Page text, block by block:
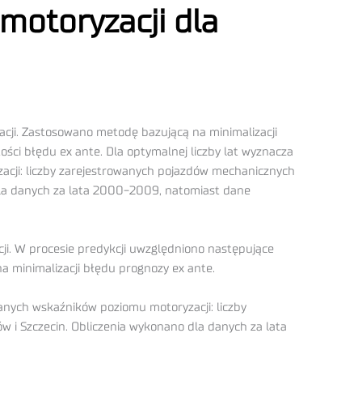
dla
Zastosowano metodę bazującą na minimalizacji
błędu ex ante. Dla optymalnej liczby lat wyznacza
liczby zarejestrowanych pojazdów mechanicznych
danych za lata 2000-2009, natomiast dane
W procesie predykcji uwzględniono następujące
minimalizacji błędu prognozy ex ante.
wskaźników poziomu motoryzacji: liczby
i Szczecin. Obliczenia wykonano dla danych za lata